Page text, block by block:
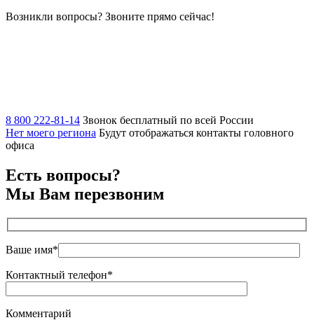
Возникли вопросы? Звоните прямо сейчас!
8 800 222-81-14 Звонок бесплатный по всей России
Нет моего региона Будут отображаться контакты головного
офиса
Есть вопросы?
Мы Вам перезвоним
Ваше имя*
Контактный телефон*
Комментарий